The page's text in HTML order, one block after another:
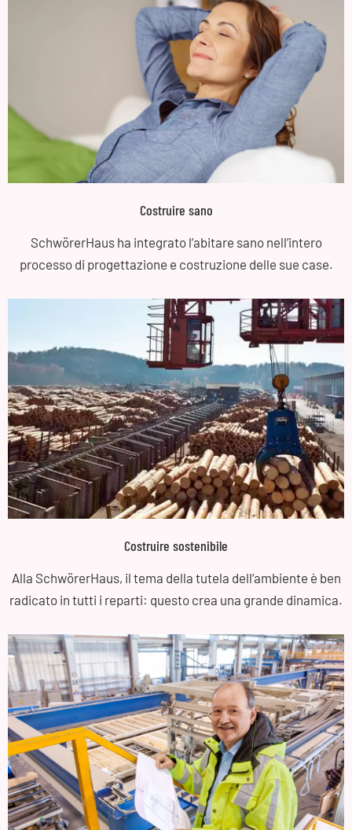
Costruire sano
SchwörerHaus ha integrato l’abitare sano nell’intero
processo di progettazione e costruzione delle sue case.
Costruire sostenibile
Alla SchwörerHaus, il tema della tutela dell’ambiente è ben
radicato in tutti i reparti: questo crea una grande dinamica.